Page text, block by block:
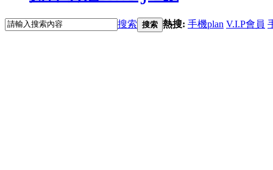
搜索 搜索 熱搜: 手機plan V.I.P會員